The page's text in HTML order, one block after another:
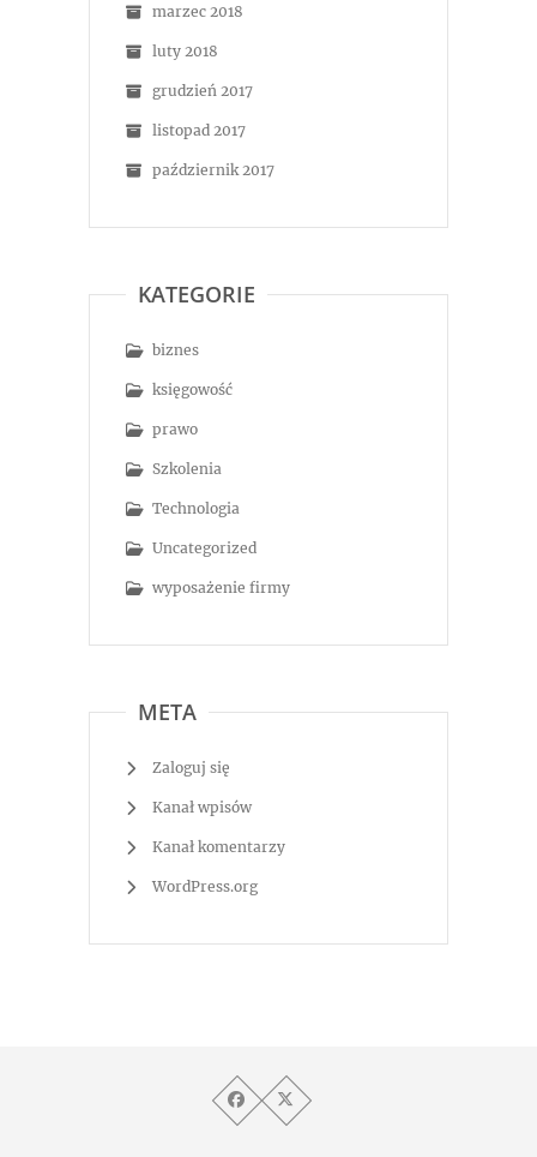
marzec 2018
luty 2018
grudzień 2017
listopad 2017
październik 2017
KATEGORIE
biznes
księgowość
prawo
Szkolenia
Technologia
Uncategorized
wyposażenie firmy
META
Zaloguj się
Kanał wpisów
Kanał komentarzy
WordPress.org